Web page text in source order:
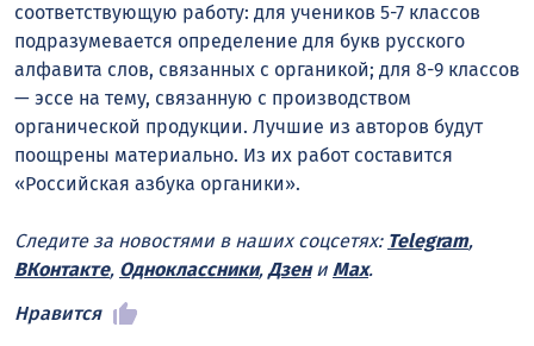
соответствующую работу: для учеников 5-7 классов
подразумевается определение для букв русского
алфавита слов, связанных с органикой; для 8-9 классов
— эссе на тему, связанную с производством
органической продукции. Лучшие из авторов будут
поощрены материально. Из их работ составится
«Российская азбука органики».
Следите за новостями в наших соцсетях: Telegram,
ВКонтакте, Одноклассники, Дзени Max.
Нравится